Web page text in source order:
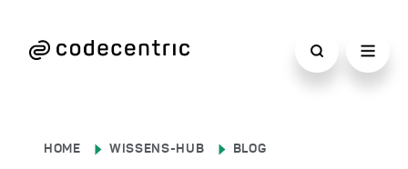
HOME WISSENS-HUB BLOG